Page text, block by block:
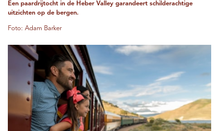
Een paardrijtocht in de Heber Valley garandeert schilderachtige
uitzichten op de bergen.
Foto: Adam Barker